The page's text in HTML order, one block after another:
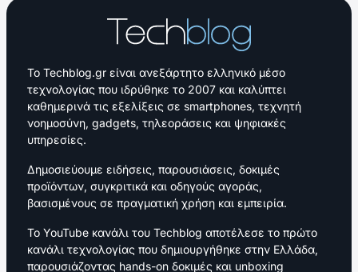
Το Techblog.gr είναι ανεξάρτητο ελληνικό μέσο
τεχνολογίας που ιδρύθηκε το 2007 και καλύπτει
καθημερινά τις εξελίξεις σε smartphones, τεχνητή
νοημοσύνη, gadgets, τηλεοράσεις και ψηφιακές
υπηρεσίες.
Δημοσιεύουμε ειδήσεις, παρουσιάσεις, δοκιμές
προϊόντων, συγκριτικά και οδηγούς αγοράς,
βασισμένους σε πραγματική χρήση και εμπειρία.
Το YouTube κανάλι του Techblog αποτέλεσε το πρώτο
κανάλι τεχνολογίας που δημιουργήθηκε στην Ελλάδα,
παρουσιάζοντας hands-on δοκιμές και unboxing